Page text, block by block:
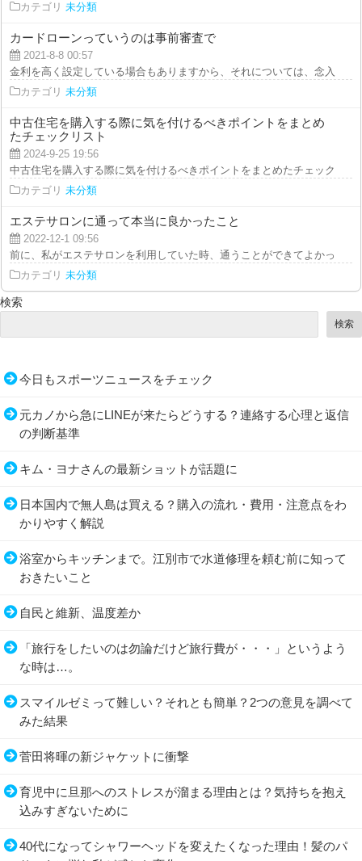
カテゴリ 未分類
カードローンっていうのは事前審査で
2021-8-8 00:57
金利を高く設定している場合もありますから、それについては、念入りに
カテゴリ 未分類
中古住宅を購入する際に気を付けるべきポイントをまとめ
たチェックリスト
2024-9-25 19:56
中古住宅を購入する際に気を付けるべきポイントをまとめたチェックリス
カテゴリ 未分類
エステサロンに通って本当に良かったこと
2022-12-1 09:56
前に、私がエステサロンを利用していた時、通うことができてよかったな
カテゴリ 未分類
検索
検索
今日もスポーツニュースをチェック
元カノから急にLINEが来たらどうする？連絡する心理と返信
の判断基準
キム・ヨナさんの最新ショットが話題に
日本国内で無人島は買える？購入の流れ・費用・注意点をわ
かりやすく解説
浴室からキッチンまで。江別市で水道修理を頼む前に知って
おきたいこと
自民と維新、温度差か
「旅行をしたいのは勿論だけど旅行費が・・・」というよう
な時は…。
スマイルゼミって難しい？それとも簡単？2つの意見を調べて
みた結果
菅田将暉の新ジャケットに衝撃
育児中に旦那へのストレスが溜まる理由とは？気持ちを抱え
込みすぎないために
40代になってシャワーヘッドを変えたくなった理由！髪のパ